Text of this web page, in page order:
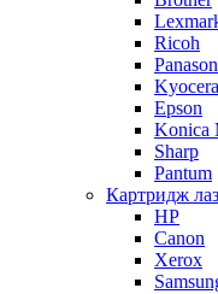
Ricoh
Epson
Konica
Sharp
Pantum
Картридж
HP
Canon
Xerox